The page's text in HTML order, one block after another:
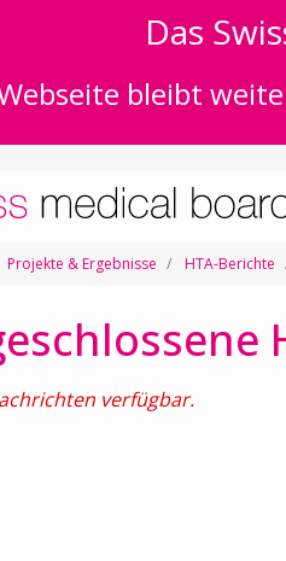
Das
bleibt
Projekte & Ergebnisse HTA-Berichte
verfügbar.